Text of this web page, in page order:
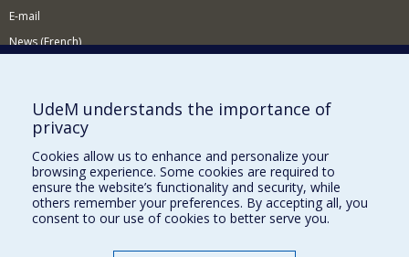
E-mail
News (French)
Supporting the Department
NEED HELP?
Site map
Report a problem
Accessibility
UdeM understands the importance of
privacy
Cookies allow us to enhance and personalize your
browsing experience. Some cookies are required to
ensure the website’s functionality and security, while
others remember your preferences. By accepting all, you
consent to our use of cookies to better serve you.